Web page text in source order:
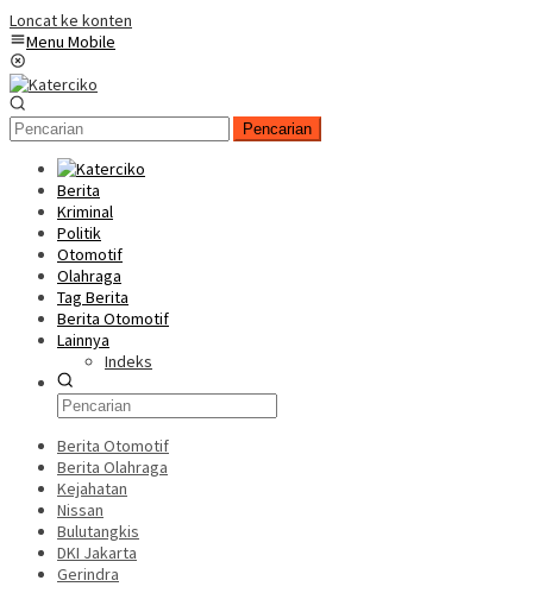
Loncat ke konten
Menu Mobile
Pencarian
Berita
Kriminal
Politik
Otomotif
Olahraga
Tag Berita
Berita Otomotif
Lainnya
Indeks
Berita Otomotif
Berita Olahraga
Kejahatan
Nissan
Bulutangkis
DKI Jakarta
Gerindra